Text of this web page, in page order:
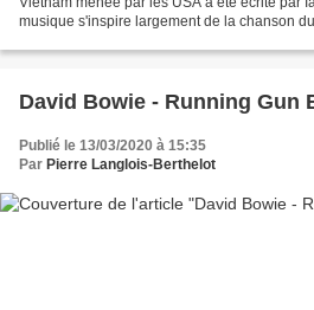
musique s'inspire largement de la chanson
David Bowie - Running Gun
Publié le 13/03/2020 à 15:35
Par Pierre Langlois-Berthelot